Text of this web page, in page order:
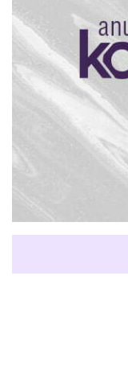
7 K-dramas
to Lovers